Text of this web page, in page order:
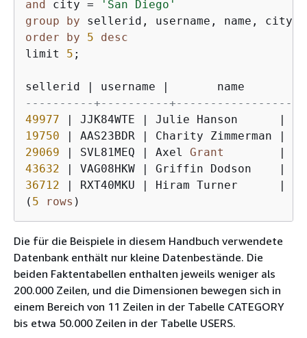
and city =
'San Diego'
group
by
order
by 5
desc
limit 5 ;
sellerid | username |
       name
----------+----------
49977
| JJK84WTE | Julie Hanson |
19750
| AAS23BDR | Charity Zimmerman |
29069
| SVL81MEQ | Axel Grant |
43632
| VAG08HKW | Griffin Dodson |
36712
| RXT40MKU | Hiram Turner |
( 5 rows )
Die für die Beispiele in diesem Handbuch verwendete
Datenbank enthält nur kleine Datenbestände. Die
beiden Faktentabellen enthalten jeweils weniger als
200.000 Zeilen, und die Dimensionen bewegen sich in
einem Bereich von 11 Zeilen in der Tabelle CATEGORY
bis etwa 50.000 Zeilen in der Tabelle USERS.